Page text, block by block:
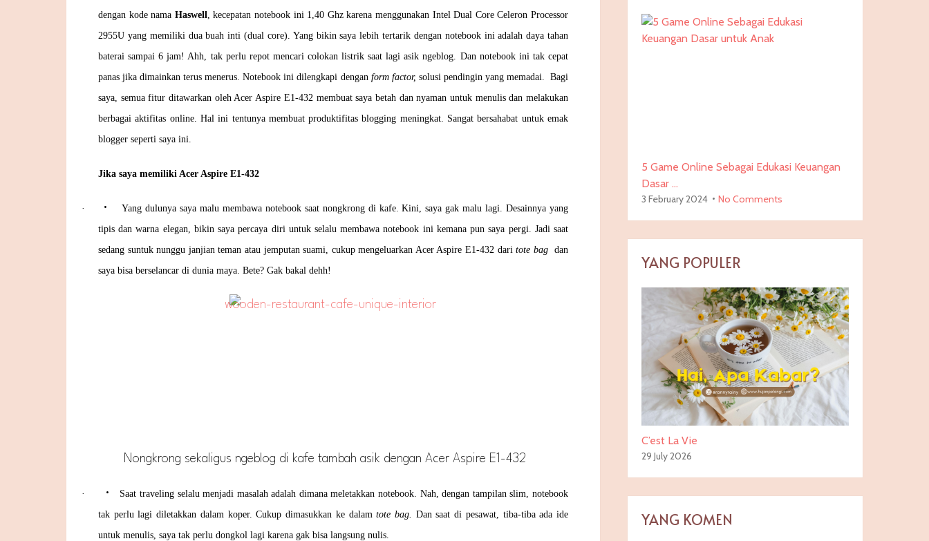
dengan kode nama Haswell, kecepatan notebook ini 1,40 Ghz karena menggunakan Intel Dual Core Celeron Processor
2955U yang memiliki dua buah inti (dual core). Yang bikin saya lebih tertarik dengan notebook ini adalah daya tahan
baterai sampai 6 jam! Ahh, tak perlu repot mencari colokan listrik saat lagi asik ngeblog. Dan notebook ini tak cepat
panas jika dimainkan terus menerus. Notebook ini dilengkapi dengan form factor, solusi pendingin yang memadai. Bagi
saya, semua fitur ditawarkan oleh Acer Aspire E1-432 membuat saya betah dan nyaman untuk menulis dan melakukan
berbagai aktifitas online. Hal ini tentunya membuat produktifitas blogging meningkat. Sangat bersahabat untuk emak
blogger seperti saya ini.
Jika saya memiliki Acer Aspire E1-432
· •
Yang dulunya saya malu membawa notebook saat nongkrong di kafe. Kini, saya gak malu lagi. Desainnya yang
tipis dan warna elegan, bikin saya percaya diri untuk selalu membawa notebook ini kemana pun saya pergi. Jadi saat
sedang suntuk nunggu janjian teman atau jemputan suami, cukup mengeluarkan Acer Aspire E1-432 daritote bag dan
saya bisa berselancar di dunia maya. Bete? Gak bakal dehh!
Nongkrong sekaligus ngeblog di kafe tambah asik dengan Acer Aspire E1-432
· •
Saat traveling selalu menjadi masalah adalah dimana meletakkan notebook. Nah, dengan tampilan slim, notebook
tak perlu lagi diletakkan dalam koper. Cukup dimasukkan ke dalamtote bag. Dan saat di pesawat, tiba-tiba ada ide
untuk menulis, saya tak perlu dongkol lagi karena gak bisa langsung nulis.
5 Game Online Sebagai Edukasi Keuangan
Dasar …
3 February 2024 No Comments
YANG POPULER
C’est La Vie
29 July 2026
YANG KOMEN